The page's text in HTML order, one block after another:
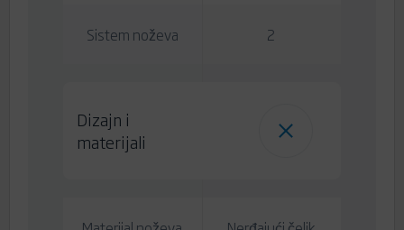
Sistem noževa 2
Dizajn i
materijali